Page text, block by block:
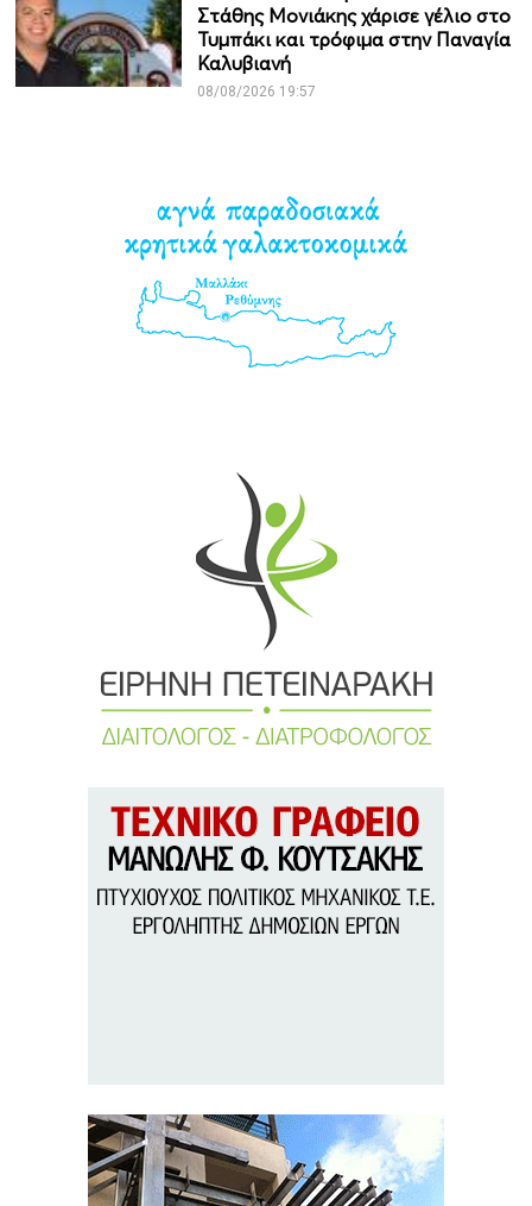
Στάθης Μονιάκης χάρισε γέλιο στο
Τυμπάκι και τρόφιμα στην Παναγία
Καλυβιανή
08/08/2026 19:57